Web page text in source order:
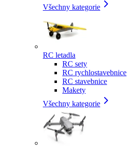
Všechny kategorie
RC letadla
RC sety
RC rychlostavebnice
RC stavebnice
Makety
Všechny kategorie